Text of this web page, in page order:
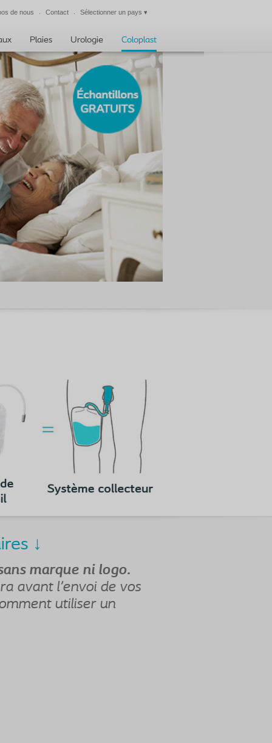
Fermer
de nous Contact Sélectionner un pays ▾
Plaies Urologie Coloplast
↓
marque ni logo.
avant l'envoi de vos
utiliser un